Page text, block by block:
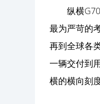
纵横
最为严苛的
再到全球各
一辆交付到
横的横向刻